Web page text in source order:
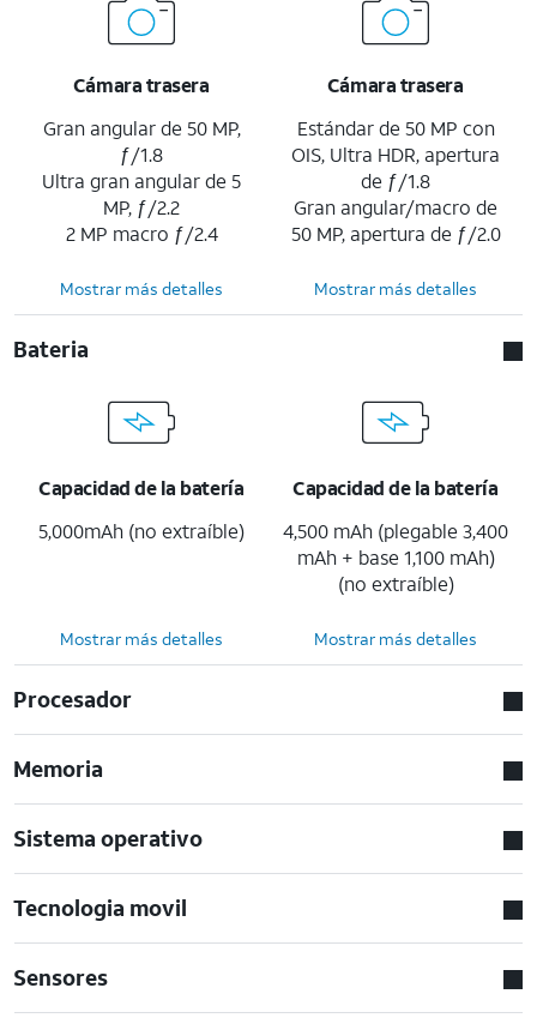
Cámara trasera
Gran angular de 50 MP,
ƒ/1.8
Ultra gran angular de 5
MP, ƒ/2.2
2 MP macro ƒ/2.4
Cámara trasera
Estándar de 50 MP con
OIS, Ultra HDR, apertura
de ƒ/1.8
Gran angular/macro de
50 MP, apertura de ƒ/2.0
Mostrar más detalles Mostrar más detalles
Bateria
Capacidad de la batería
5,000mAh (no extraíble)
Capacidad de la batería
4,500 mAh (plegable 3,400
mAh + base 1,100 mAh)
(no extraíble)
Mostrar más detalles Mostrar más detalles
Procesador
Memoria
Sistema operativo
Tecnologia movil
Sensores